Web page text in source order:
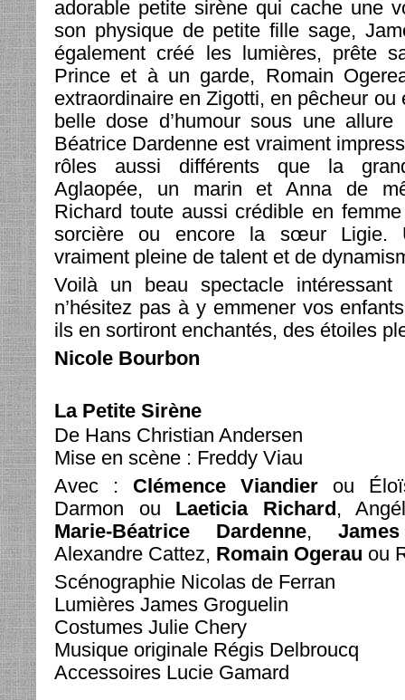
adorable petite sirène qui cache une
son physique de petite fille sage,
également créé les lumières, prête
Prince et à un garde, Romain
extraordinaire en Zigotti, en pêcheur ou
belle dose d’humour sous une allure
Béatrice Dardenne est vraiment
rôles aussi différents que la
Aglaopée, un marin et Anna de
Richard toute aussi crédible en
sorcière ou encore la sœur Ligie.
vraiment pleine de talent et de
Voilà un beau spectacle
n’hésitez pas à y emmener vos
ils en sortiront enchantés, des étoiles
Nicole Bourbon
La Petite Sirène
De Hans Christian Andersen
Mise en scène : Freddy Viau
Avec : Clémence Viandier ou
Darmon ou Laeticia Richard,
Marie-Béatrice Dardenne,
Alexandre Cattez, Romain Ogerau ou
Scénographie Nicolas de Ferran
Lumières James Groguelin
Costumes Julie Chery
Musique originale Régis Delbroucq
Accessoires Lucie Gamard